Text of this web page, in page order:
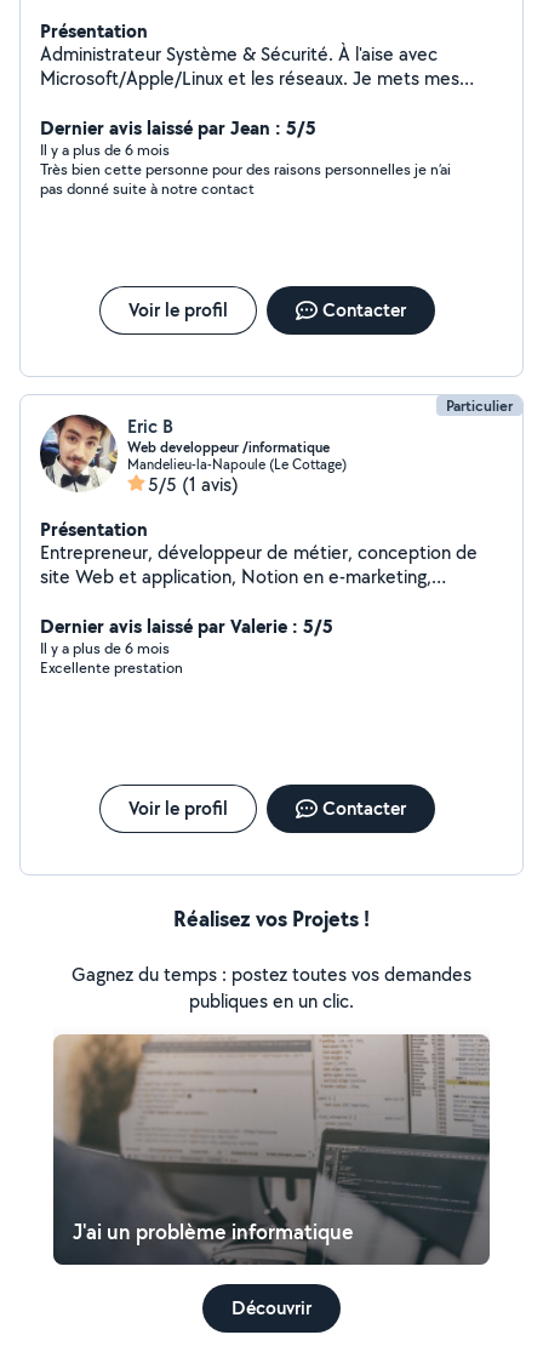
Présentation
Administrateur Système & Sécurité. À l'aise avec
Microsoft/Apple/Linux et les réseaux. Je mets mes
Dernier avis laissé par Jean : 5/5
Il y a plus de 6 mois
Très bien cette personne pour des raisons personnelles je n’ai
pas donné suite à notre contact
Voir le profil Contacter
Particulier
Eric B
Web developpeur /informatique
Mandelieu-la-Napoule (Le Cottage)
5/5 (1 avis)
Présentation
Entrepreneur, développeur de métier, conception de
site Web et application, Notion en e-marketing,
Dernier avis laissé par Valerie : 5/5
Il y a plus de 6 mois
Excellente prestation
Voir le profil Contacter
Réalisez vos Projets !
Gagnez du temps : postez toutes vos demandes
publiques en un clic.
J'ai un problème informatique
Découvrir